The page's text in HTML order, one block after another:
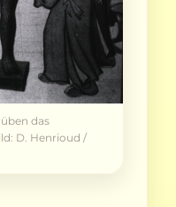
das
D. Henrioud /